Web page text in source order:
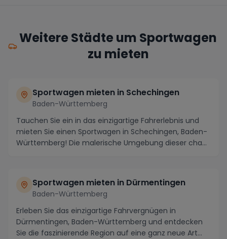
Weitere Städte um Sportwagen
zu mieten
Sportwagen mieten in Schechingen
Baden-Württemberg
Tauchen Sie ein in das einzigartige Fahrerlebnis und
mieten Sie einen Sportwagen in Schechingen, Baden-
Württemberg! Die malerische Umgebung dieser cha...
Sportwagen mieten in Dürmentingen
Baden-Württemberg
Erleben Sie das einzigartige Fahrvergnügen in
Dürmentingen, Baden-Württemberg und entdecken
Sie die faszinierende Region auf eine ganz neue Art